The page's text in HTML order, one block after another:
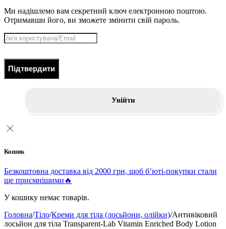
Ми надішлемо вам секретний ключ електронною поштою.
Отримавши його, ви зможете змінити свій пароль.
Підтвердити
Увійти
Кошик
Безкоштовна доставка від 2000 грн, щоб б’юті-покупки стали
ще приємнішими🔥
У кошику немає товарів.
Головна/Тіло/Креми для тіла (лосьйони, олійки)/Антивіковий
лосьйон для тіла Transparent-Lab Vitamin Enriched Body Lotion